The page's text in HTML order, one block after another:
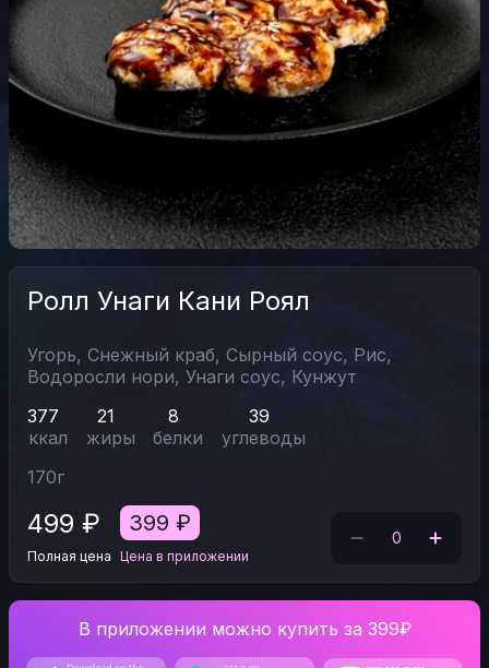
Ролл Унаги Кани Роял
Угорь, Снежный краб, Сырный соус, Рис,
Водоросли нори, Унаги соус, Кунжут
377
ккал
21
жиры
8
белки
39
углеводы
170г
499 ₽
Полная цена
399 ₽
Цена в приложении
0
В приложении можно купить за 399₽